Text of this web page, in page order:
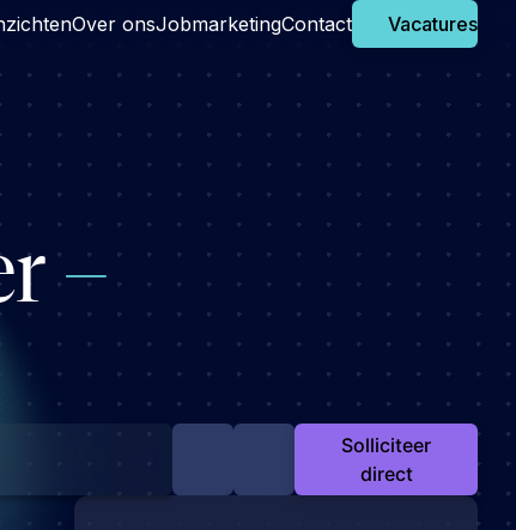
Over onsJobmarketingContact Vacatures
–
Solliciteer
direct